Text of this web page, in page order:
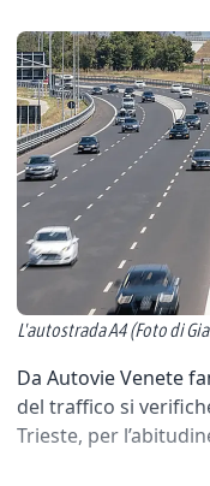
L'autostrada A4 (Foto di
Da Autovie Venete
del traffico si
Trieste, per